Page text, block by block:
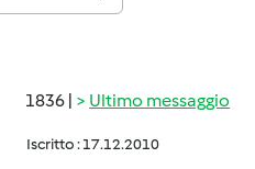
1836 | Ultimo messaggio
Iscritto : 17.12.2010